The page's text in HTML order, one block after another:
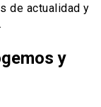
de actualidad y
y